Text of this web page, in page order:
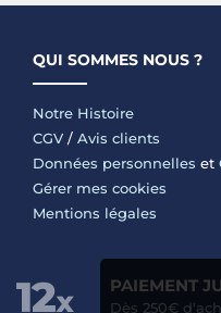
QUI SOMMES NOUS ?
Notre Histoire
CGV / Avis clients
Données personnelles et
Gérer mes cookies
Mentions légales
PAIEMENT
Dès 250€